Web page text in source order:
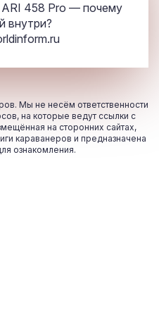
458 Pro — почему
внутри?
Мы не несём ответственности
на которые ведут ссылки с
на сторонних сайтах,
караванеров и предназначена
ознакомления.